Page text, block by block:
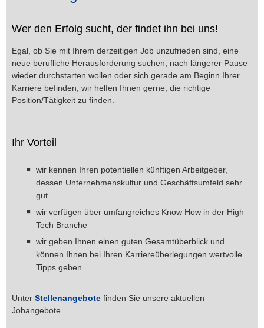
Wer den Erfolg sucht, der findet ihn bei uns!
Egal, ob Sie mit Ihrem derzeitigen Job unzufrieden sind, eine
neue berufliche Herausforderung suchen, nach längerer Pause
wieder durchstarten wollen oder sich gerade am Beginn Ihrer
Karriere befinden, wir helfen Ihnen gerne, die richtige
Position/Tätigkeit zu finden.
Ihr Vorteil
wir kennen Ihren potentiellen künftigen Arbeitgeber,
dessen Unternehmenskultur und Geschäftsumfeld sehr
gut
wir verfügen über umfangreiches Know How in der High
Tech Branche
wir geben Ihnen einen guten Gesamtüberblick und
können Ihnen bei Ihren Karriereüberlegungen wertvolle
Tipps geben
Unter Stellenangebote finden Sie unsere aktuellen
Jobangebote.